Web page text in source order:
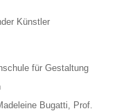
Künstler
für Gestaltung
Bugatti, Prof.